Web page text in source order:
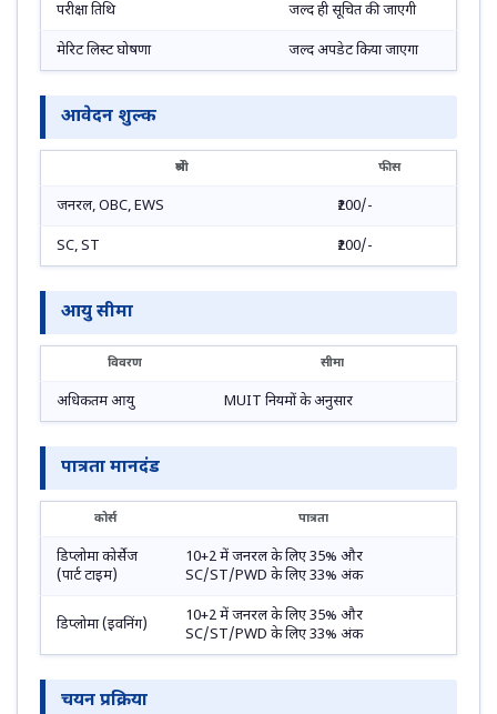
परीक्षा तिथि जल्द ही सूचित की जाएगी
मेरिट लिस्ट घोषणा जल्द अपडेट किया जाएगा
आवेदन शुल्क
श्रेणी फीस
जनरल, OBC, EWS ₹200/-
SC, ST ₹200/-
आयु सीमा
विवरण सीमा
अधिकतम आयु MUIT नियमों के अनुसार
पात्रता मानदंड
कोर्स पात्रता
डिप्लोमा कोर्सेज
(पार्ट टाइम)
10+2 में जनरल के लिए 35% और
SC/ST/PWD के लिए 33% अंक
डिप्लोमा (इवनिंग)
10+2 में जनरल के लिए 35% और
SC/ST/PWD के लिए 33% अंक
चयन प्रक्रिया